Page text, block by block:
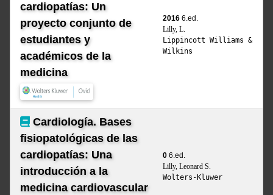
cardiopatías: Un
proyecto conjunto de
estudiantes y
académicos de la
medicina
2016 6.ed.
Lilly, L.
Lippincott Williams &
Wilkins
Cardiología. Bases
fisiopatológicas de las
cardiopatías: Una
introducción a la
medicina cardiovascular
0 6.ed.
Lilly, Leonard S.
Wolters-Kluwer